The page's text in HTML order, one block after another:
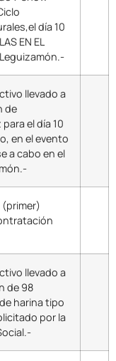
día 10
EN EL
llevado a
de
el día 10
en el evento
a cabo en el
(primer)
llevado a
de 98
harina tipo
por la